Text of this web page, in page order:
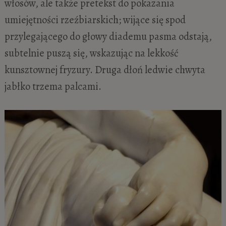
włosów, ale także pretekst do pokazania
umiejętności rzeźbiarskich; wijące się spod
przylegającego do głowy diademu pasma odstają,
subtelnie puszą się, wskazując na lekkość
kunsztownej fryzury. Druga dłoń ledwie chwyta
jabłko trzema palcami.